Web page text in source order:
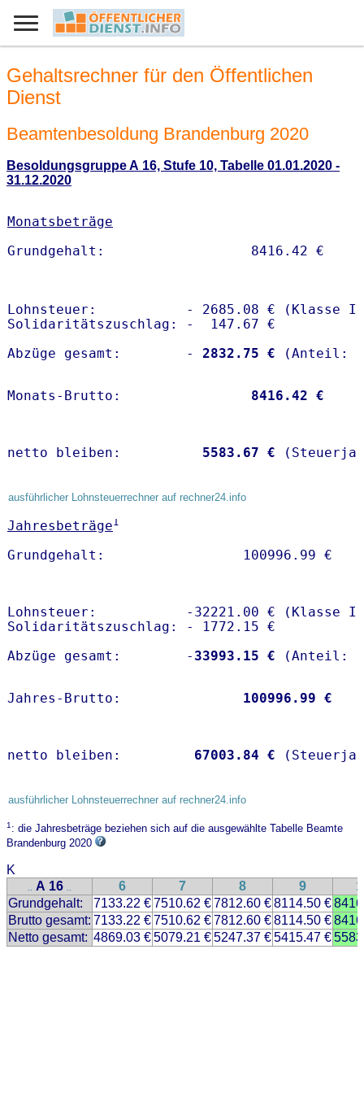
Gehaltsrechner für den Öffentlichen
Dienst
Beamtenbesoldung Brandenburg 2020
Besoldungsgruppe A 16, Stufe 10, Tabelle 01.01.2020 -
31.12.2020
Monatsbeträge
Lohnsteuer:           - 2685.08 € (Klasse I)
Solidaritätszuschlag: -  147.67 €
Abzüge gesamt:        -
2832.75 €
Monats-Brutto: 8416.42 €
netto bleiben: 5583.67 €
ausführlicher Lohnsteuerrechner auf rechner24.info
Jahresbeträge1
Lohnsteuer:           -32221.00 € (Klasse I)
Solidaritätszuschlag: - 1772.15 €
Abzüge gesamt:        - 33993.15 €
Jahres-Brutto: 100996.99 €
netto bleiben: 67003.84 €
ausführlicher Lohnsteuerrechner auf rechner24.info
1: die Jahresbeträge beziehen sich auf die ausgewählte Tabelle Beamte
Brandenburg 2020
K
.. A 16 .. 6 7 8 9
Grundgehalt:
7133.22 €7510.62 €7812.60 €8114.50 €
Brutto gesamt: 7133.22 €7510.62 €7812.60 €8114.50 €
Netto gesamt: 4869.03 €5079.21 €5247.37 €5415.47 €